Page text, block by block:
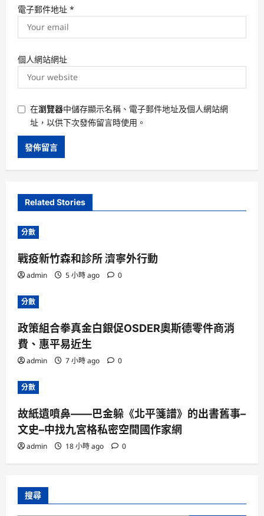
電子郵件地址 *
個人網站網址
在瀏覽器中儲存顯示名稱、電子郵件地址及個人網站網
址，以供下次發佈留言時使用。
Related Stories
分數
戰疫新竹森和診所 濟寧外行動
admin 5 小時 ago 0
分數
政策組合拳真金白銀促OSDER奧斯德零件商消
費、惠平易近生
admin 7 小時 ago 0
分數
故紙遺噴鼻——巴金躲《北平箋譜》的出書舊事–
文史–中找九宮格私密空間國作家網
admin 18 小時 ago 0
搜尋